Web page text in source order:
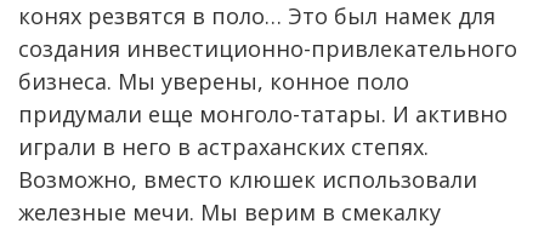
конях резвятся в поло… Это был намек для
создания инвестиционно-привлекательного
бизнеса. Мы уверены, конное поло
придумали еще монголо-татары. И активно
играли в него в астраханских степях.
Возможно, вместо клюшек использовали
железные мечи. Мы верим в смекалку